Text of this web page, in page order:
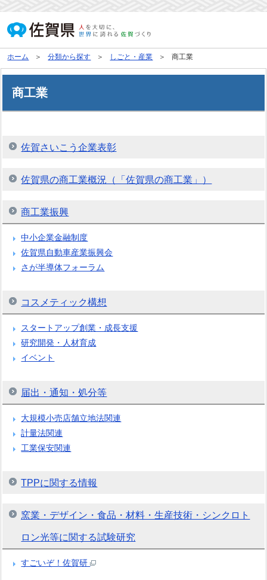
ホーム 分類から探す しごと・産業 商工業
商工業
佐賀さいこう企業表彰
佐賀県の商工業概況（「佐賀県の商工業」）
商工業振興
中小企業金融制度
佐賀県自動車産業振興会
さが半導体フォーラム
コスメティック構想
スタートアップ創業・成長支援
研究開発・人材育成
イベント
届出・通知・処分等
大規模小売店舗立地法関連
計量法関連
工業保安関連
TPPに関する情報
窯業・デザイン・食品・材料・生産技術・シンクロト
ロン光等に関する試験研究
すごいぞ！佐賀研